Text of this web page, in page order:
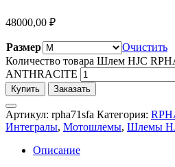
48000,00 ₽
Размер
Очистить
Количество товара Шлем HJC
ANTHRACITE
Купить Заказать
Артикул: rpha71sfa Категория:
Интегралы, Мотошлемы, Шлемы
Описание